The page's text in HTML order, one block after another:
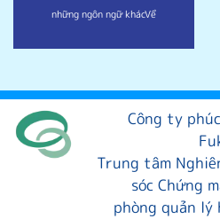
những ngôn ngữ khácVề
Công ty
Trung tâm
sóc Chứng
phòng quản